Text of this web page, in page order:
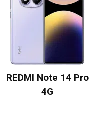
REDMI Note 14 Pro
4G